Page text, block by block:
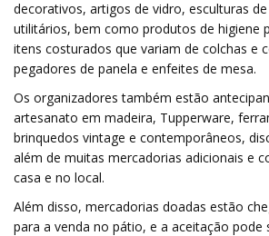
decorativos, artigos de vidro, esculturas
utilitários, bem como produtos de higiene
itens costurados que variam de colchas e
pegadores de panela e enfeites de mesa.
Os organizadores também estão
artesanato em madeira, Tupperware,
brinquedos vintage e contemporâneos,
além de muitas mercadorias adicionais e
casa e no local.
Além disso, mercadorias doadas estão
para a venda no pátio, e a aceitação pode